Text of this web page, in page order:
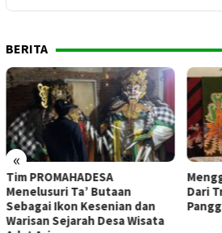
BERITA
«
Butaan
dan
Desa Wisata
Menggali Potensi
Dari Tradisi Lokal ke
Panggung